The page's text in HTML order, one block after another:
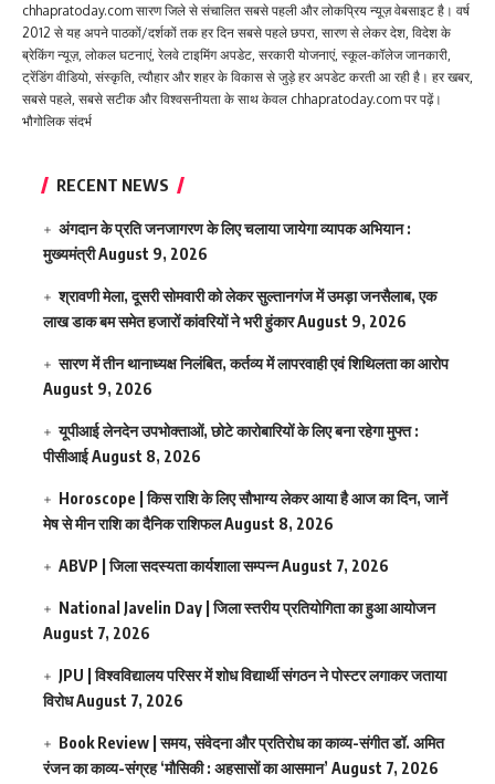
chhapratoday.com सारण जिले से संचालित सबसे पहली और लोकप्रिय न्यूज़ वेबसाइट है। वर्ष
2012 से यह अपने पाठकों/दर्शकों तक हर दिन सबसे पहले छपरा, सारण से लेकर देश, विदेश के
ब्रेकिंग न्यूज़, लोकल घटनाएं, रेलवे टाइमिंग अपडेट, सरकारी योजनाएं, स्कूल-कॉलेज जानकारी,
ट्रेंडिंग वीडियो, संस्कृति, त्यौहार और शहर के विकास से जुड़े हर अपडेट करती आ रही है। हर खबर,
सबसे पहले, सबसे सटीक और विश्वसनीयता के साथ केवल chhapratoday.com पर पढ़ें।
भौगोलिक संदर्भ
RECENT NEWS
अंगदान के प्रति जनजागरण के लिए चलाया जायेगा व्यापक अभियान :
मुख्यमंत्रीAugust 9, 2026
श्रावणी मेला, दूसरी सोमवारी को लेकर सुल्तानगंज में उमड़ा जनसैलाब, एक
लाख डाक बम समेत हजारों कांवरियों ने भरी हुंकारAugust 9, 2026
सारण में तीन थानाध्यक्ष निलंबित, कर्तव्य में लापरवाही एवं शिथिलता का आरोप
August 9, 2026
यूपीआई लेनदेन उपभोक्ताओं, छोटे कारोबारियों के लिए बना रहेगा मुफ्त :
पीसीआईAugust 8, 2026
Horoscope | किस राशि के लिए सौभाग्य लेकर आया है आज का दिन, जानें
मेष से मीन राशि का दैनिक राशिफलAugust 8, 2026
ABVP | जिला सदस्यता कार्यशाला सम्पन्नAugust 7, 2026
National Javelin Day | जिला स्तरीय प्रतियोगिता का हुआ आयोजन
August 7, 2026
JPU | विश्वविद्यालय परिसर में शोध विद्यार्थी संगठन ने पोस्टर लगाकर जताया
विरोधAugust 7, 2026
Book Review | समय, संवेदना और प्रतिरोध का काव्य-संगीत डॉ. अमित
रंजन का काव्य-संग्रह ‘मौसिकी : अहसासों का आसमान’ August 7, 2026